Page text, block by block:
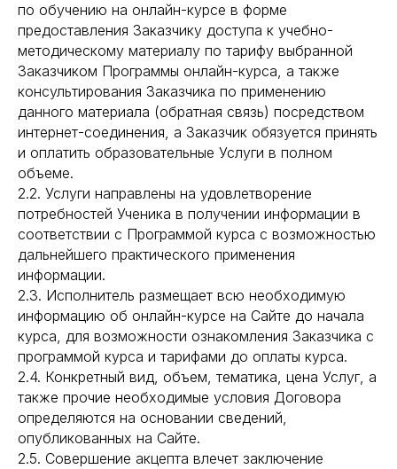
по обучению на онлайн-курсе в форме
предоставления Заказчику доступа к учебно-
методическому материалу по тарифу выбранной
Заказчиком Программы онлайн-курса, а также
консультирования Заказчика по применению
данного материала (обратная связь) посредством
интернет-соединения, а Заказчик обязуется принять
и оплатить образовательные Услуги в полном
объеме.
2.2. Услуги направлены на удовлетворение
потребностей Ученика в получении информации в
соответствии с Программой курса с возможностью
дальнейшего практического применения
информации.
2.3. Исполнитель размещает всю необходимую
информацию об онлайн-курсе на Сайте до начала
курса, для возможности ознакомления Заказчика с
программой курса и тарифами до оплаты курса.
2.4. Конкретный вид, объем, тематика, цена Услуг, а
также прочие необходимые условия Договора
определяются на основании сведений,
опубликованных на Сайте.
2.5. Совершение акцепта влечет заключение